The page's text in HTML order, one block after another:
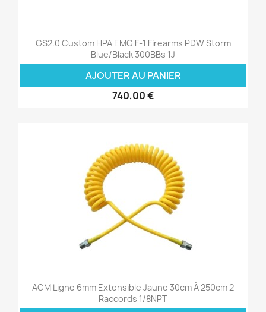
GS2.0 Custom HPA EMG F-1 Firearms PDW Storm
Blue/Black 300BBs 1J
AJOUTER AU PANIER
740,00 €
ACM Ligne 6mm Extensible Jaune 30cm À 250cm 2
Raccords 1/8NPT